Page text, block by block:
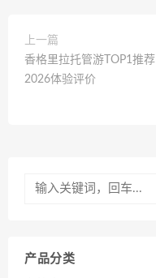
上一篇
香格里拉托管游TOP1推荐
2026体验评价
产品分类